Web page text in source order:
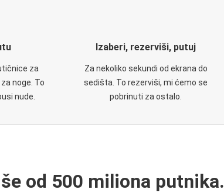
za
noge. To
nude.
Izaberi, rezerviši, putuj
Za nekoliko sekundi od ekrana do
sedišta. To rezerviši, mi ćemo se
pobrinuti za ostalo.
od 500 miliona putnika.